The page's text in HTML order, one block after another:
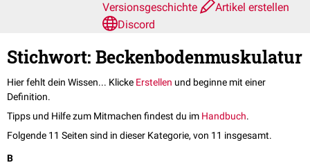
Versionsgeschichte
Artikel erstellen
Discord
Stichwort: Beckenbodenmuskulatur
Hier fehlt dein Wissen... Klicke Erstellen und beginne mit einer
Definition.
Tipps und Hilfe zum Mitmachen findest du im Handbuch.
Folgende 11 Seiten sind in dieser Kategorie, von 11 insgesamt.
B